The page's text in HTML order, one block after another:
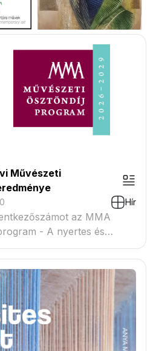
Művészeti
Hír
az MMA
- A nyertes és
névsora megtekinthető a